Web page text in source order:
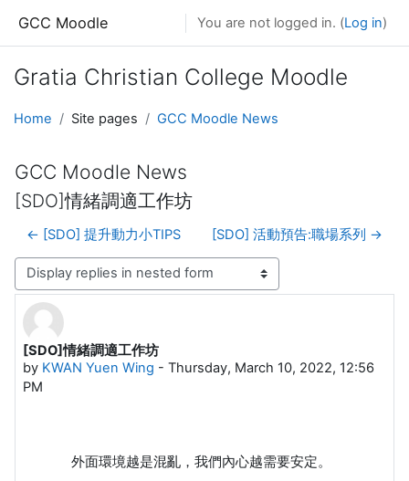
GCC Moodle You are not logged in. (Log in)
Gratia Christian College Moodle
Home Site pages GCC Moodle News
GCC Moodle News
[SDO]情緒調適工作坊
← [SDO] 提升動力小TIPS [SDO] 活動預告:職場系列 →
Display mode
[SDO]情緒調適工作坊
by KWAN Yuen Wing - Thursday, March 10, 2022, 12:56
PM
Number of replies: 0
外面環境越是混亂，我們內心越需要安定。